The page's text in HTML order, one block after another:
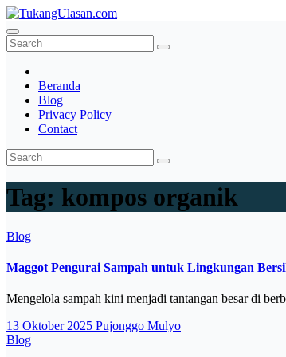
Skip
to
content
TukangUlasan.com
Baca Aja Dulu!
Beranda
Blog
Privacy Policy
Contact
Tag: kompos organik
Blog
Maggot Pengurai Sampah untuk Lingkungan
Mengelola sampah kini menjadi tantangan besar di
13 Oktober 2025 Pujonggo Mulyo
Blog